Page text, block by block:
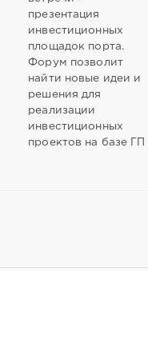
презентация
инвестиционных
площадок порта.
Форум позволит
найти новые идеи и
решения для
реализации
инвестиционных
проектов на базе ГП